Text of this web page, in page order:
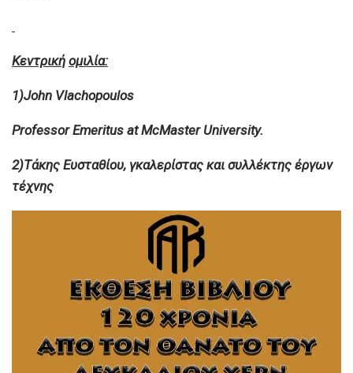
Κεντρική ομιλία:
1)John Vlachopoulos
Professor Emeritus at McMaster University.
2)Τάκης Ευσταθίου, γκαλερίστας και συλλέκτης έργων
τέχνης